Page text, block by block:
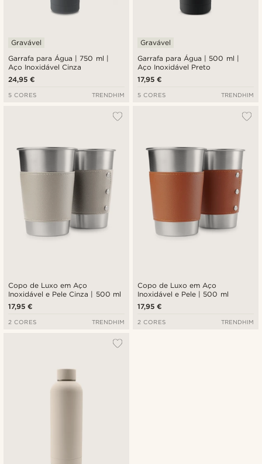
Garrafa para Água | 750 ml |
Aço Inoxidável Cinza
Gravável
24,95 €
5 CORES TRENDHIM
Garrafa para Água | 500 ml |
Aço Inoxidável Preto
Gravável
17,95 €
5 CORES TRENDHIM
Copo de Luxo em Aço
Inoxidável e Pele Cinza | 500 ml
17,95 €
2 CORES TRENDHIM
Copo de Luxo em Aço
Inoxidável e Pele | 500 ml
17,95 €
2 CORES TRENDHIM